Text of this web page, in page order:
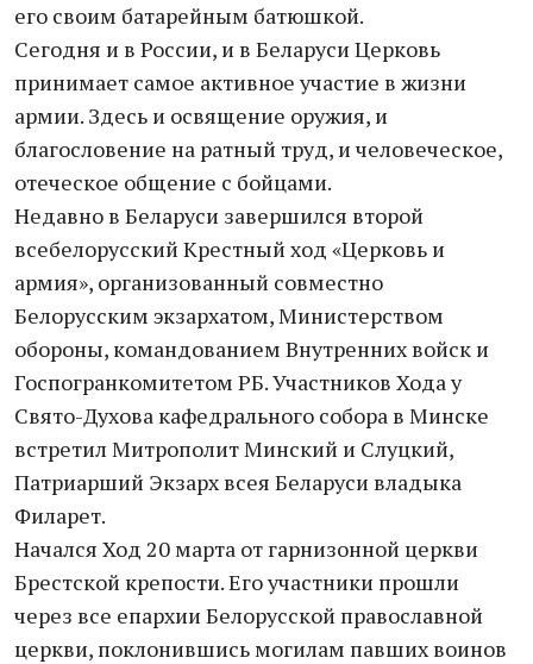
его своим батарейным батюшкой.
Сегодня и в России, и в Беларуси Церковь
принимает самое активное участие в жизни
армии. Здесь и освящение оружия, и
благословение на ратный труд, и человеческое,
отеческое общение с бойцами.
Недавно в Беларуси завершился второй
всебелорусский Крестный ход «Церковь и
армия», организованный совместно
Белорусским экзархатом, Министерством
обороны, командованием Внутренних войск и
Госпогранкомитетом РБ. Участников Хода у
Свято-Духова кафедрального собора в Минске
встретил Митрополит Минский и Слуцкий,
Патриарший Экзарх всея Беларуси владыка
Филарет.
Начался Ход 20 марта от гарнизонной церкви
Брестской крепости. Его участники прошли
через все епархии Белорусской православной
церкви, поклонившись могилам павших воинов